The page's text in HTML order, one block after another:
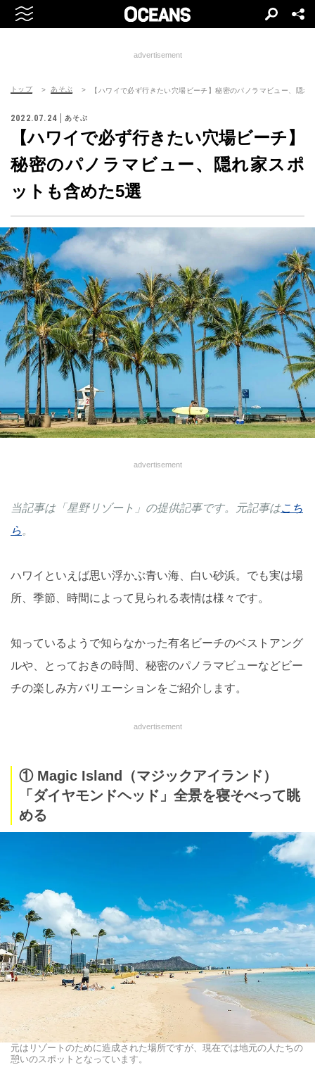
advertisement
トップ あそぶ 【ハワイで必ず行きたい穴場ビーチ】秘密のパノラマビュー、隠れ
2022.07.24 あそぶ
【ハワイで必ず行きたい穴場ビーチ】
秘密のパノラマビュー、隠れ家スポ
ットも含めた5選
advertisement
当記事は「星野リゾート」の提供記事です。元記事はこち
ら 。
ハワイといえば思い浮かぶ青い海、白い砂浜。でも実は場
所、季節、時間によって見られる表情は様々です。
知っているようで知らなかった有名ビーチのベストアング
ルや、とっておきの時間、秘密のパノラマビューなどビー
チの楽しみ方バリエーションをご紹介します。
advertisement
① Magic Island（マジックアイランド）
「ダイヤモンドヘッド」全景を寝そべって眺
める
元はリゾートのために造成された場所ですが、現在では地元の人たちの
憩いのスポットとなっています。